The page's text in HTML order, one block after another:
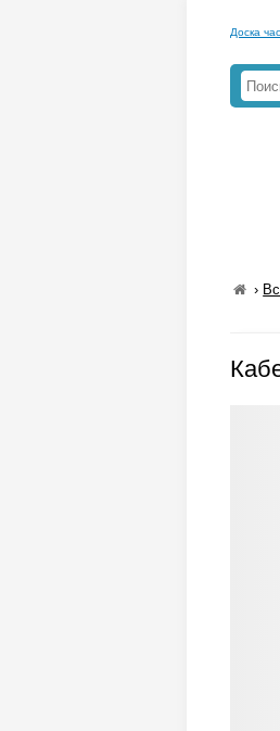
Доска
›